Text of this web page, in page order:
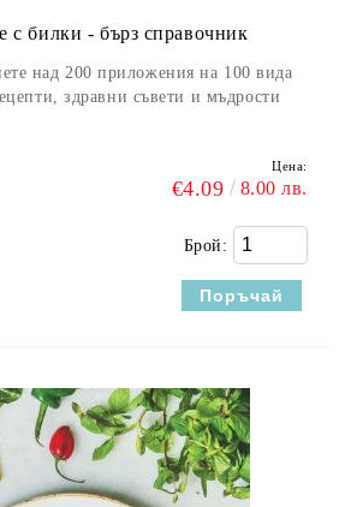
с билки - бърз справочник
над 200 приложения на 100 вида
здравни съвети и мъдрости
Цена:
€4.09 8.00 лв.
Брой: